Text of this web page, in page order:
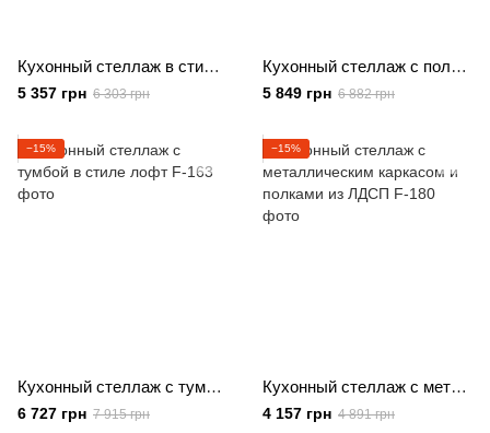
Кухонный стеллаж в стиле ЛОФТ
5 357 грн 6 303 грн
Кухонный стеллаж с полками и надстройкой
5 849 грн 6 882 грн
−15%
Кухонный стеллаж с тумбой в стиле лофт
6 727 грн 7 915 грн
−15%
Кухонный стеллаж с металлическим каркасом и полками из ЛДСП
4 157 грн 4 891 грн